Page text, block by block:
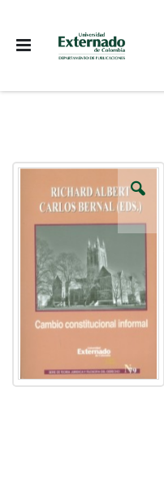
COEDICIONES
Skip
images
gallery
Skip
beginning
images
gallery